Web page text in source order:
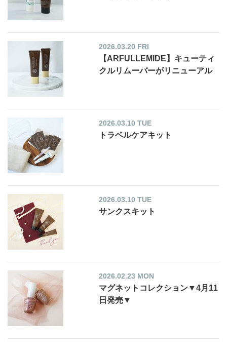
2026.03.20 FRI
【ARFULLEMIDE】キューティ
クルリムーバーがリニューアル
2026.03.10 TUE
トラベルケアキット
2026.03.10 TUE
サンクスキット
2026.02.23 MON
マグネットコレクション▼4月11
日発売▼